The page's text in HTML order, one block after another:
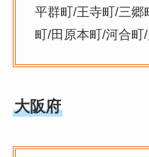
平群町/王寺町/三郷
町/田原本町/河合
大阪府